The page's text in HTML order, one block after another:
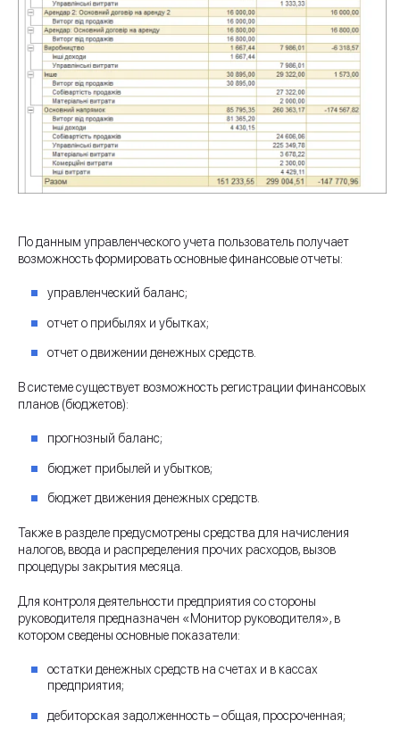
По данным управленческого учета пользователь получает
возможность формировать основные финансовые отчеты:
управленческий баланс;
отчет о прибылях и убытках;
отчет о движении денежных средств.
В системе существует возможность регистрации финансовых
планов (бюджетов):
прогнозный баланс;
бюджет прибылей и убытков;
бюджет движения денежных средств.
Также в разделе предусмотрены средства для начисления
налогов, ввода и распределения прочих расходов, вызов
процедуры закрытия месяца.
Для контроля деятельности предприятия со стороны
руководителя предназначен «Монитор руководителя», в
котором сведены основные показатели:
остатки денежных средств на счетах и в кассах
предприятия;
дебиторская задолженность – общая, просроченная;